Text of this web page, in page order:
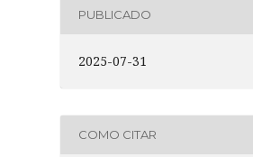
PUBLICADO
2025-07-31
COMO CITAR